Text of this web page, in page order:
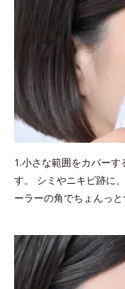
1.小さな範囲をカバー
す。 シミやニキビ跡に
ーラーの角でちょんっと